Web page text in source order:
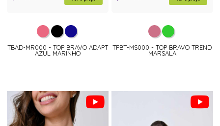
TBAD-MR000 - TOP BRAVO ADAPT
AZUL MARINHO
TPBT-MS000 - TOP BRAVO TREND
MARSALA